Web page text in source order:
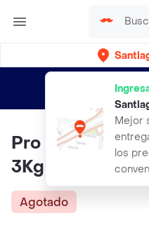
Mejor
los
envíos gratis
Pro Plan Dog
3Kg (915)
Agotado